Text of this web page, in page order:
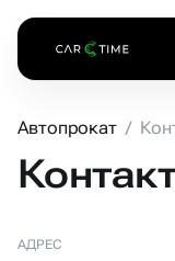
Автопрокат /
АДРЕС